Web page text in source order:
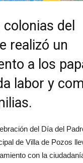
del
realizó un
a los
labor y
del Día del
de Villa de Pozos
con la